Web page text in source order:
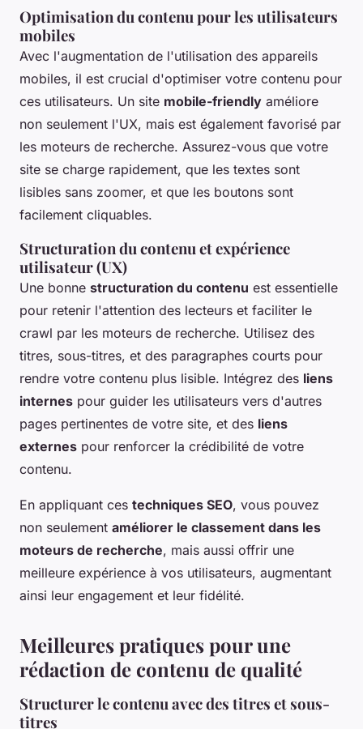
Optimisation du contenu pour les utilisateurs
mobiles
Avec l'augmentation de l'utilisation des appareils
mobiles, il est crucial d'optimiser votre contenu pour
ces utilisateurs. Un site mobile-friendly améliore
non seulement l'UX, mais est également favorisé par
les moteurs de recherche. Assurez-vous que votre
site se charge rapidement, que les textes sont
lisibles sans zoomer, et que les boutons sont
facilement cliquables.
Structuration du contenu et expérience
utilisateur (UX)
Une bonne structuration du contenu est essentielle
pour retenir l'attention des lecteurs et faciliter le
crawl par les moteurs de recherche. Utilisez des
titres, sous-titres, et des paragraphes courts pour
rendre votre contenu plus lisible. Intégrez des liens
internes pour guider les utilisateurs vers d'autres
pages pertinentes de votre site, et des liens
externes pour renforcer la crédibilité de votre
contenu.
En appliquant ces techniques SEO, vous pouvez
non seulement améliorer le classement dans les
moteurs de recherche, mais aussi offrir une
meilleure expérience à vos utilisateurs, augmentant
ainsi leur engagement et leur fidélité.
Meilleures pratiques pour une
rédaction de contenu de qualité
Structurer le contenu avec des titres et sous-
titres